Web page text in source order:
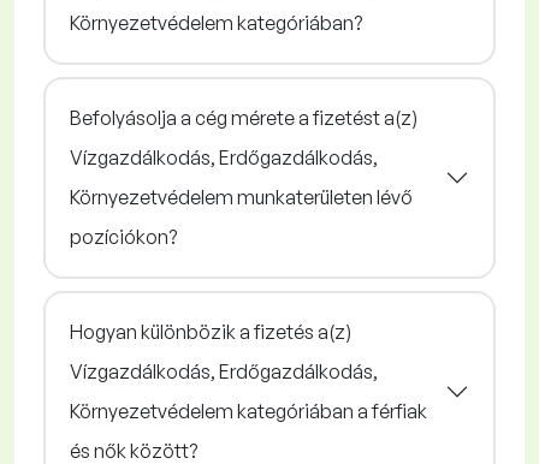
Környezetvédelem kategóriában?
Befolyásolja a cég mérete a fizetést a(z)
Vízgazdálkodás, Erdőgazdálkodás,
Környezetvédelem munkaterületen lévő
pozíciókon?
Hogyan különbözik a fizetés a(z)
Vízgazdálkodás, Erdőgazdálkodás,
Környezetvédelem kategóriában a férfiak
és nők között?